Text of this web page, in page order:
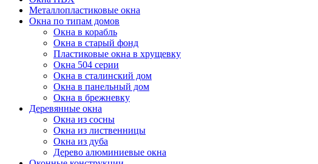
Металлопластиковые окна
Окна по типам домов
Окна в корабль
Окна в старый фонд
Пластиковые окна в хрущевку
Окна 504 серии
Окна в сталинский дом
Окна в панельный дом
Окна в брежневку
Деревянные окна
Окна из сосны
Окна из лиственницы
Окна из дуба
Дерево алюминиевые окна